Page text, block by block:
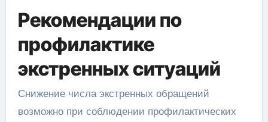
Рекомендации по
профилактике
экстренных ситуаций
Снижение числа экстренных обращений
возможно при соблюдении профилактических